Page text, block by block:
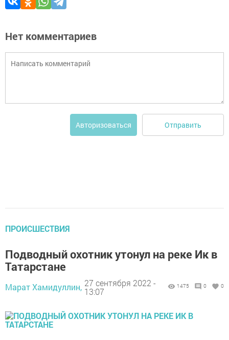
Нет комментариев
Авторизоваться Отправить
ПРОИСШЕСТВИЯ
Подводный охотник утонул на реке Ик в
Татарстане
Марат Хамидуллин, 27 сентября 2022 -
13:07
1475 0 0